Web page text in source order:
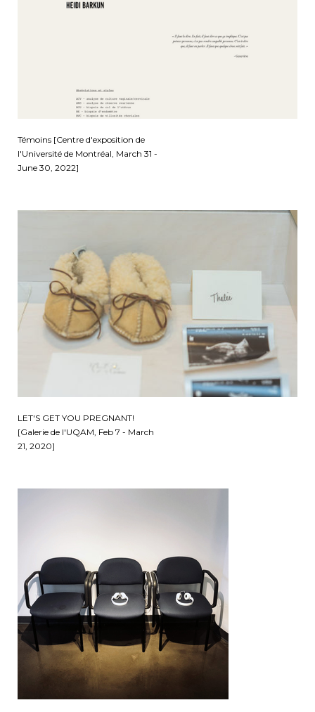
Témoins [Centre d'exposition de
l'Université de Montréal, March 31 -
June 30, 2022]
LET'S GET YOU PREGNANT!
[Galerie de l'UQAM, Feb 7 - March
21, 2020]